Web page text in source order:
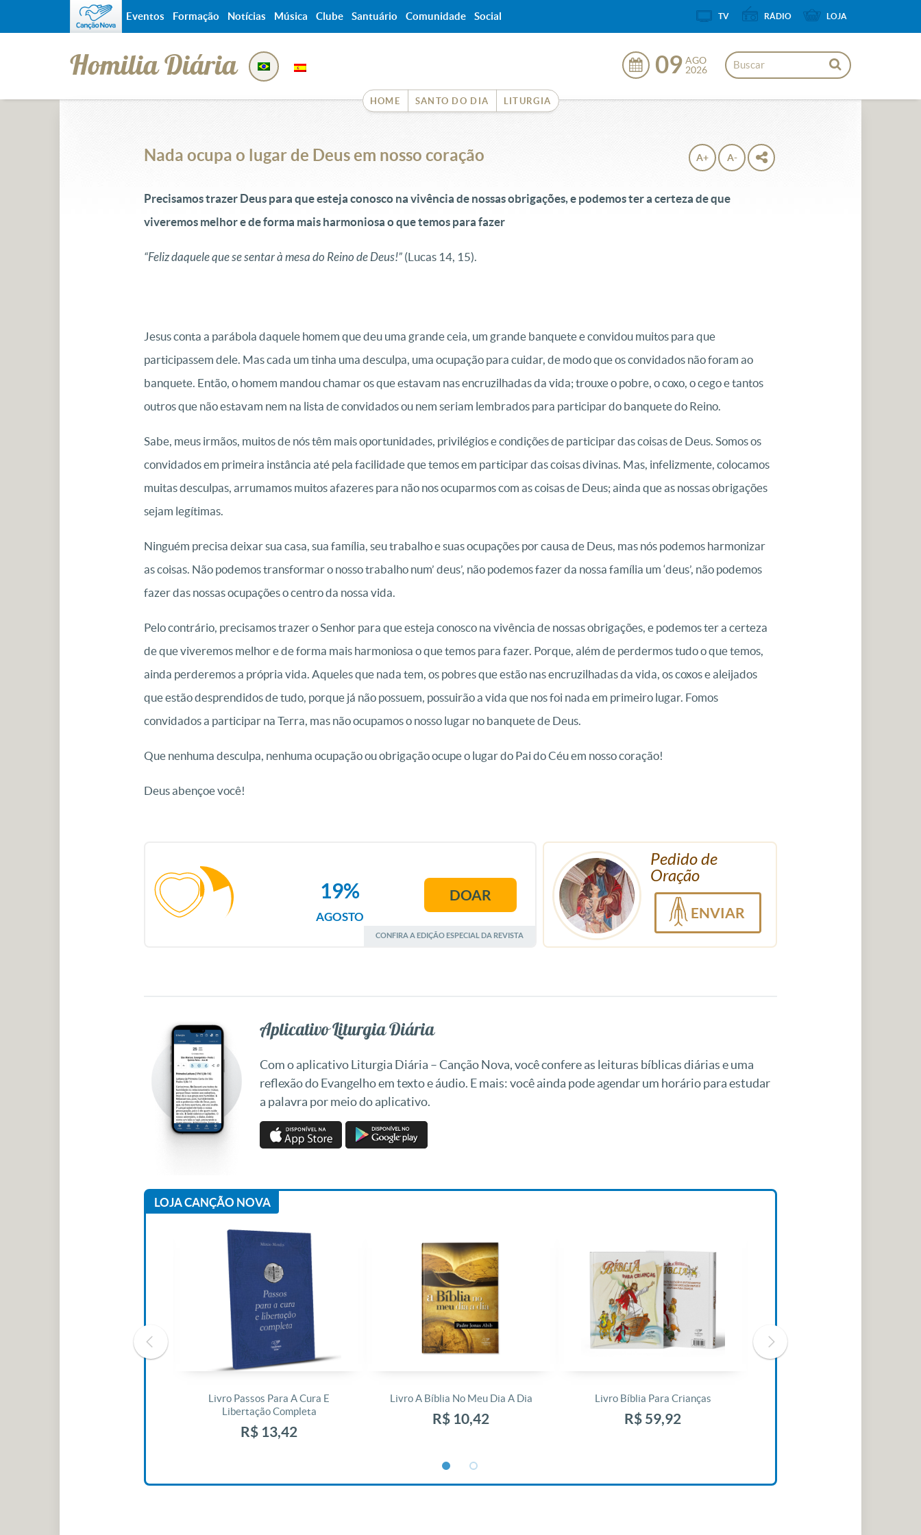
Homilia Diária
HOME SANTO DO DIA LITURGIA
09 AGO
2026
Nada ocupa o lugar de Deus em nosso coração A+ A-
Precisamos trazer Deus para que esteja conosco na vivência de nossas obrigações, e podemos ter a certeza de que
viveremos melhor e de forma mais harmoniosa o que temos para fazer
“Feliz daquele que se sentar à mesa do Reino de Deus!” (Lucas 14, 15).
Jesus conta a parábola daquele homem que deu uma grande ceia, um grande banquete e convidou muitos para que
participassem dele. Mas cada um tinha uma desculpa, uma ocupação para cuidar, de modo que os convidados não foram ao
banquete. Então, o homem mandou chamar os que estavam nas encruzilhadas da vida; trouxe o pobre, o coxo, o cego e tantos
outros que não estavam nem na lista de convidados ou nem seriam lembrados para participar do banquete do Reino.
Sabe, meus irmãos, muitos de nós têm mais oportunidades, privilégios e condições de participar das coisas de Deus. Somos os
convidados em primeira instância até pela facilidade que temos em participar das coisas divinas. Mas, infelizmente, colocamos
muitas desculpas, arrumamos muitos afazeres para não nos ocuparmos com as coisas de Deus; ainda que as nossas obrigações
sejam legítimas.
Ninguém precisa deixar sua casa, sua família, seu trabalho e suas ocupações por causa de Deus, mas nós podemos harmonizar
as coisas. Não podemos transformar o nosso trabalho num’ deus’, não podemos fazer da nossa família um ‘deus’, não podemos
fazer das nossas ocupações o centro da nossa vida.
Pelo contrário, precisamos trazer o Senhor para que esteja conosco na vivência de nossas obrigações, e podemos ter a certeza
de que viveremos melhor e de forma mais harmoniosa o que temos para fazer. Porque, além de perdermos tudo o que temos,
ainda perderemos a própria vida. Aqueles que nada tem, os pobres que estão nas encruzilhadas da vida, os coxos e aleijados
que estão desprendidos de tudo, porque já não possuem, possuirão a vida que nos foi nada em primeiro lugar. Fomos
convidados a participar na Terra, mas não ocupamos o nosso lugar no banquete de Deus.
Que nenhuma desculpa, nenhuma ocupação ou obrigação ocupe o lugar do Pai do Céu em nosso coração!
Deus abençoe você!
AGOSTO
19% DOAR
CONFIRA A EDIÇÃO ESPECIAL DA REVISTA
Pedido de
Oração
ENVIAR
Aplicativo Liturgia Diária
Com o aplicativo Liturgia Diária – Canção Nova, você confere as leituras bíblicas diárias e uma
reflexão do Evangelho em texto e áudio. E mais: você ainda pode agendar um horário para estudar
a palavra por meio do aplicativo.
LOJA CANÇÃO NOVA
Livro Passos Para A Cura E
Libertação Completa
R$ 13,42
Livro A Bíblia No Meu Dia A Dia
R$ 10,42
Livro Bíblia Para Crianças
R$ 59,92
Eventos Formação Notícias Música Clube Santuário Comunidade Social TV RÁDIO LOJA